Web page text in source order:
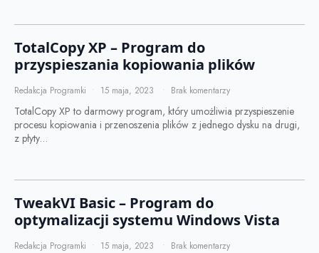
TotalCopy XP – Program do
przyspieszania kopiowania plików
Redakcja Programki 15 maja, 2023 Brak komentarzy
TotalCopy XP to darmowy program, który umożliwia przyspieszenie
procesu kopiowania i przenoszenia plików z jednego dysku na drugi,
z płyty…
TweakVI Basic – Program do
optymalizacji systemu Windows Vista
Redakcja Programki 15 maja, 2023 Brak komentarzy